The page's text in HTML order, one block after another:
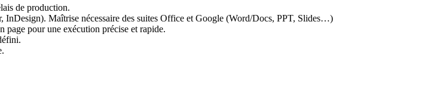
de production.
Maîtrise nécessaire des suites Office et Google (Word/Docs, PPT, Slides…)
page pour une exécution précise et rapide.